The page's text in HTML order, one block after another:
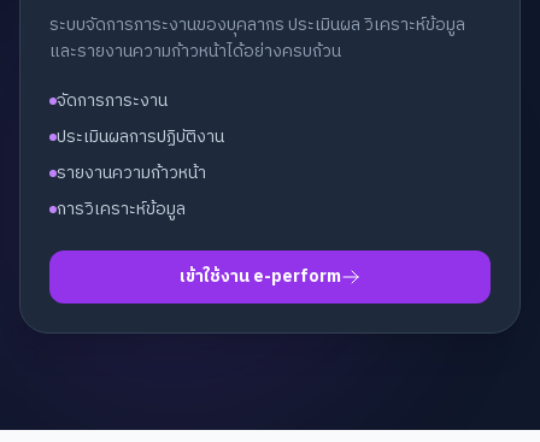
ระบบจัดการภาระงานของบุคลากร ประเมินผล วิเคราะห์ข้อมูล
และรายงานความก้าวหน้าได้อย่างครบถ้วน
จัดการภาระงาน
ประเมินผลการปฏิบัติงาน
รายงานความก้าวหน้า
การวิเคราะห์ข้อมูล
เข้าใช้งาน e-perform